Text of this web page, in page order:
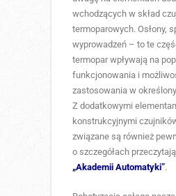
wchodzących w skład
termoparowych. Osłony,
wyprowadzeń – to te
termopar wpływają na
funkcjonowania i
zastosowania w
Z dodatkowymi
konstrukcyjnymi
związane są również
o szczegółach
„Akademii Automatyki”.